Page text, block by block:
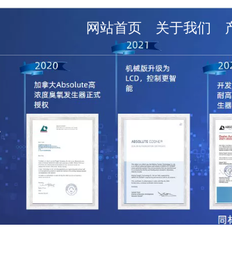
网站首页 关于我们